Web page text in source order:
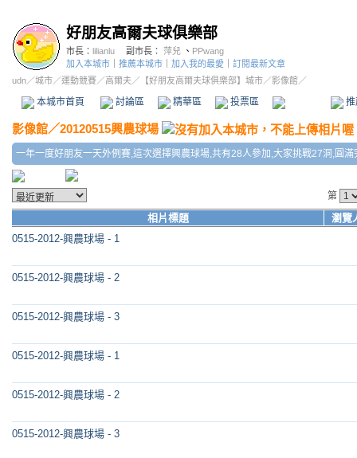
好朋友高爾夫球俱樂部
市長： lilianlu 副市長： 萍兒 、 PPwang
加入本城市
推薦本城市 加入我的最愛
訂閱最新文章
udn／城市／運動競賽／高爾夫／ 【好朋友高爾夫球俱樂部】城市／影像館／
本城市首頁 討論區 精華區 投票區 影像館
影像館／20120515興農球場
一年一度好朋友一天外例賽,這次選擇興農球場,共有28人參加,大家挑戰27洞,圓滿
第
相片標題
瀏覽
0515-2012-興農球場 - 1
0515-2012-興農球場 - 2
0515-2012-興農球場 - 3
0515-2012-興農球場 - 1
0515-2012-興農球場 - 2
0515-2012-興農球場 - 3